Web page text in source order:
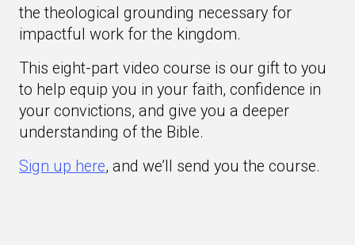
the theological grounding necessary for
impactful work for the kingdom.
This eight-part video course is our gift to you
to help equip you in your faith, confidence in
your convictions, and give you a deeper
understanding of the Bible.
Sign up here, and we’ll send you the course.